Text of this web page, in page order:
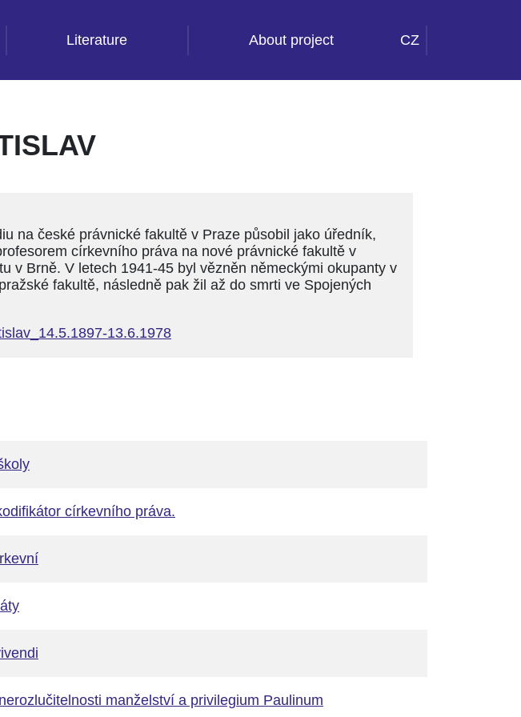
Literature About project CZ
na české právnické fakultě v Praze působil jako úředník,
církevního práva na nové právnické fakultě v
v Brně. V letech 1941-45 byl vězněn německými okupanty v
fakultě, následně pak žil až do smrti ve Spojených
13.6.1978
církevního práva.
manželství a privilegium Paulinum